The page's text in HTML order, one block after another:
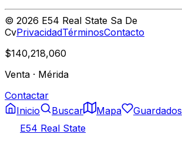
© 2026 E54 Real State Sa De
CvPrivacidadTérminosContacto
$140,218,060
Venta · Mérida
Contactar
Inicio
Buscar Mapa Guardados
E54 Real State